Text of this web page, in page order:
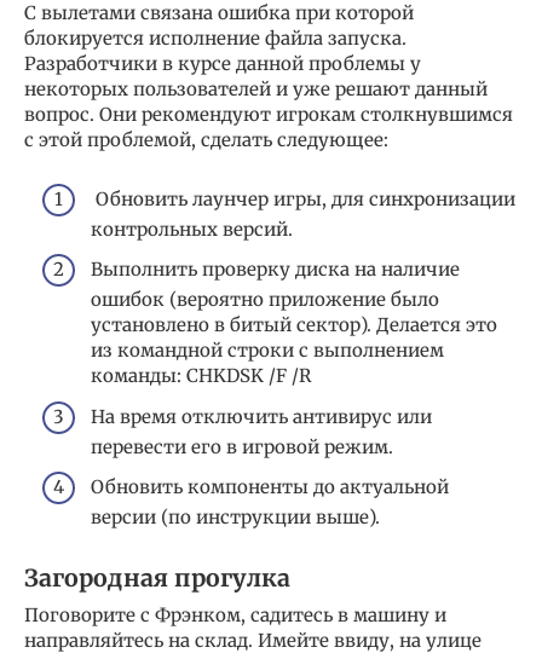
С вылетами связана ошибка при которой
блокируется исполнение файла запуска.
Разработчики в курсе данной проблемы у
некоторых пользователей и уже решают данный
вопрос. Они рекомендуют игрокам столкнувшимся
с этой проблемой, сделать следующее:
Обновить лаунчер игры, для синхронизации
контрольных версий.
Выполнить проверку диска на наличие
ошибок (вероятно приложение было
установлено в битый сектор). Делается это
из командной строки с выполнением
команды: CHKDSK /F /R
На время отключить антивирус или
перевести его в игровой режим.
Обновить компоненты до актуальной
версии (по инструкции выше).
Загородная прогулка
Поговорите с Фрэнком, садитесь в машину и
направляйтесь на склад. Имейте ввиду, на улице